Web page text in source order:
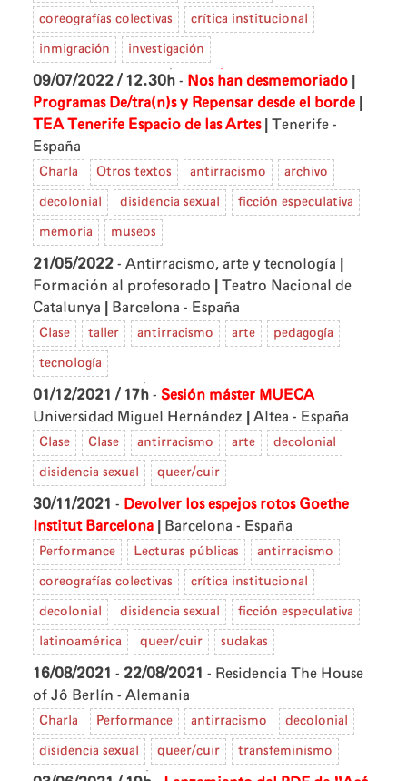
coreografías colectivas crítica institucional
inmigración investigación
09/07/2022 / 12.30h - Nos han desmemoriado
Programas De/tra(n)s y Repensar desde el borde
TEA Tenerife Espacio de las Artes
Tenerife -
España
Charla Otros textos antirracismo archivo
decolonial disidencia sexual ficción especulativa
memoria museos
21/05/2022 - Antirracismo, arte y tecnología
Formación al profesorado
Teatro Nacional de
Catalunya
Barcelona - España
Clase taller antirracismo arte pedagogía
tecnología
01/12/2021 / 17h - Sesión máster MUECA
Universidad Miguel Hernández
Altea - España
Clase Clase antirracismo arte decolonial
disidencia sexual queer/cuir
30/11/2021 - Devolver los espejos rotos Goethe
Institut Barcelona
Barcelona - España
Performance Lecturas públicas antirracismo
coreografías colectivas crítica institucional
decolonial disidencia sexual ficción especulativa
latinoamérica queer/cuir sudakas
16/08/2021 - 22/08/2021 - Residencia The House
of Jô Berlín - Alemania
Charla Performance antirracismo decolonial
disidencia sexual queer/cuir transfeminismo